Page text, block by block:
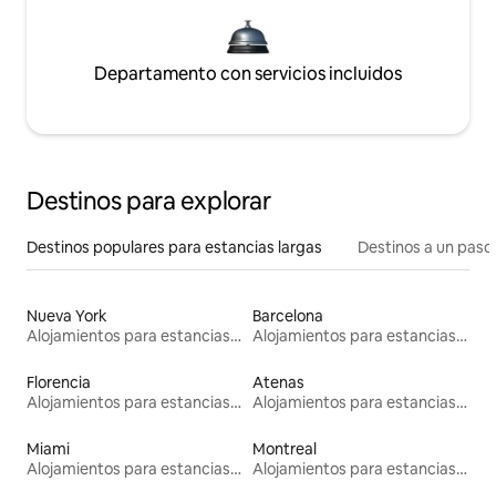
Departamento con servicios incluidos
Destinos para explorar
Destinos populares para estancias largas Destinos a un
Nueva York
Alojamientos para estancias largas
Barcelona
Alojamientos para estancias largas
Florencia
Alojamientos para estancias largas
Atenas
Alojamientos para estancias largas
Miami
Alojamientos para estancias largas
Montreal
Alojamientos para estancias largas